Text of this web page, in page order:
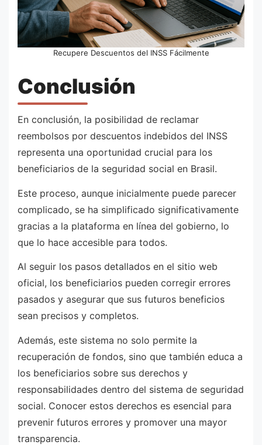
Recupere Descuentos del INSS Fácilmente
Conclusión
En conclusión, la posibilidad de reclamar
reembolsos por descuentos indebidos del INSS
representa una oportunidad crucial para los
beneficiarios de la seguridad social en Brasil.
Este proceso, aunque inicialmente puede parecer
complicado, se ha simplificado significativamente
gracias a la plataforma en línea del gobierno, lo
que lo hace accesible para todos.
Al seguir los pasos detallados en el sitio web
oficial, los beneficiarios pueden corregir errores
pasados y asegurar que sus futuros beneficios
sean precisos y completos.
Además, este sistema no solo permite la
recuperación de fondos, sino que también educa a
los beneficiarios sobre sus derechos y
responsabilidades dentro del sistema de seguridad
social. Conocer estos derechos es esencial para
prevenir futuros errores y promover una mayor
transparencia.